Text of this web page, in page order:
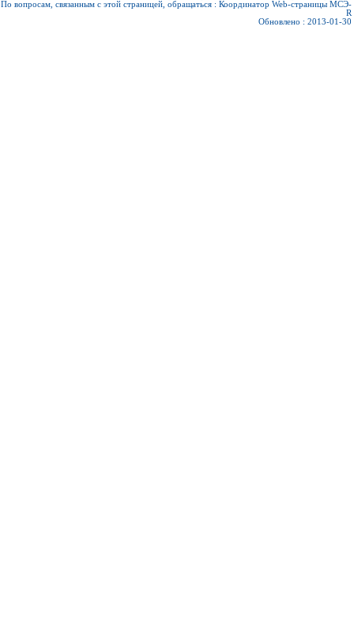
По вопросам, связанным с этой страницей, обращаться : Координатор Web-страницы МСЭ-
R
Обновлено : 2013-01-30